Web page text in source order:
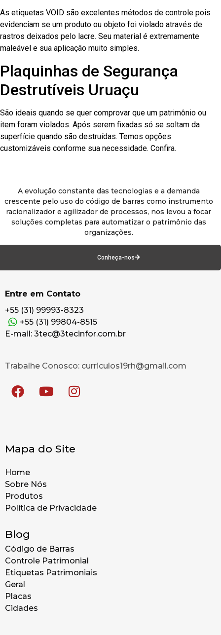
As etiquetas VOID são excelentes métodos de controle pois
evidenciam se um produto ou objeto foi violado através de
rastros deixados pelo lacre. Seu material é extremamente
maleável e sua aplicação muito simples.
Plaquinhas de Segurança
Destrutíveis Uruaçu
São ideais quando se quer comprovar que um patrimônio ou
item foram violados. Após serem fixadas só se soltam da
superfície quando são destruídas. Temos opções
customizáveis conforme sua necessidade. Confira.
A evolução constante das tecnologias e a demanda
crescente pelo uso do código de barras como instrumento
racionalizador e agilizador de processos, nos levou a focar
soluções completas para automatizar o patrimônio das
organizações.
Conheça-nos
Entre em Contato
+55 (31) 99993-8323
+55 (31) 99804-8515
E-mail: 3tec@3tecinfor.com.br
Trabalhe Conosco: curriculos19rh@gmail.com
Mapa do Site
Home
Sobre Nós
Produtos
Politica de Privacidade
Blog
Código de Barras
Controle Patrimonial
Etiquetas Patrimoniais
Geral
Placas
Cidades